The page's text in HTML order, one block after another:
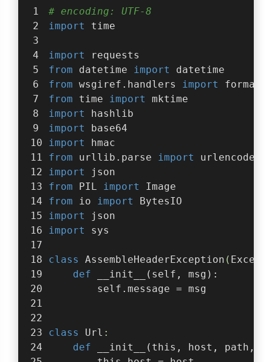
# encoding: UTF-8
import
time
import
requests
from datetime import
datetime
from wsgiref.handlers import
from time import
mktime
import
hashlib
import
base64
import
hmac
from urllib.parse import
urlencode
import
json
from PIL import
Image
from io import
BytesIO
import
json
import
sys
class AssembleHeaderException (
def
__init__ ( self, msg ):
        self.message = msg
class Url :
def
__init__ ( this, host, path,